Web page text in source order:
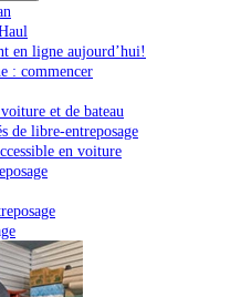
en ligne aujourd’hui!
: commencer
et de bateau
de libre-entreposage
en voiture